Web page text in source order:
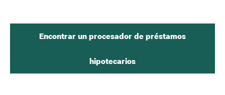
Encontrar un procesador de préstamos
hipotecarios